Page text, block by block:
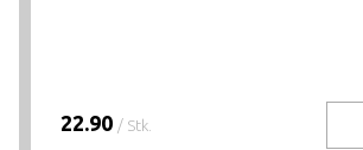
22.90 / Stk.